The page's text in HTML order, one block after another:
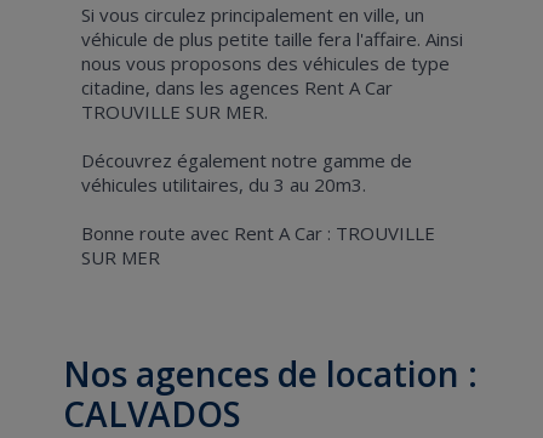
Si vous circulez principalement en ville, un
véhicule de plus petite taille fera l'affaire. Ainsi
nous vous proposons des véhicules de type
citadine, dans les agences Rent A Car
TROUVILLE SUR MER.
Découvrez également notre gamme de
véhicules utilitaires, du 3 au 20m3.
Bonne route avec Rent A Car : TROUVILLE
SUR MER
Nos agences de location :
CALVADOS